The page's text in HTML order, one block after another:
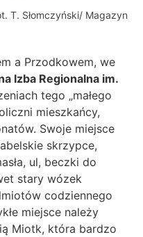
T. Słomczyński/ Magazyn
a Przodkowem, we
Izba Regionalna im.
tego „małego
mieszkańcy,
Swoje miejsce
skrzypce,
ul, beczki do
stary wózek
codziennego
miejsce należy
Miotk, która bardzo